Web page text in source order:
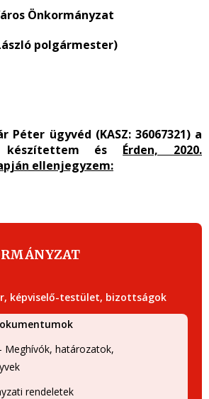
Önkormányzat
polgármester)
ügyvéd (KASZ: 36067321) a
és Érden, 2020.
ellenjegyzem:
képviselő-testület, bizottságok
Meghívók, határozatok,
rendeletek